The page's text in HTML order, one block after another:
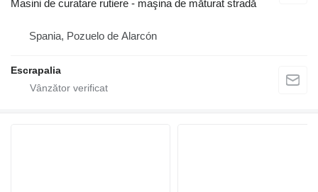
Masini de curatare rutiere - maşina de măturat stradă
Spania, Pozuelo de Alarcón
Escrapalia